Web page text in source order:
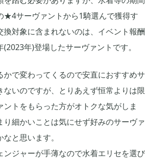
★4サーヴァントから1騎選んで獲得す
換対象に含まれないのは、イベント報酬
年)登場したサーヴァントです。
かで変わってくるので安直におすすめサ
ないのですが、とりあえず恒常よりは限
ントをもらった方がオトクな気がしま
り細かいことは気にせず好みのサーヴァ
と思います。
ンジャーが手薄なので水着エリセを選び
13